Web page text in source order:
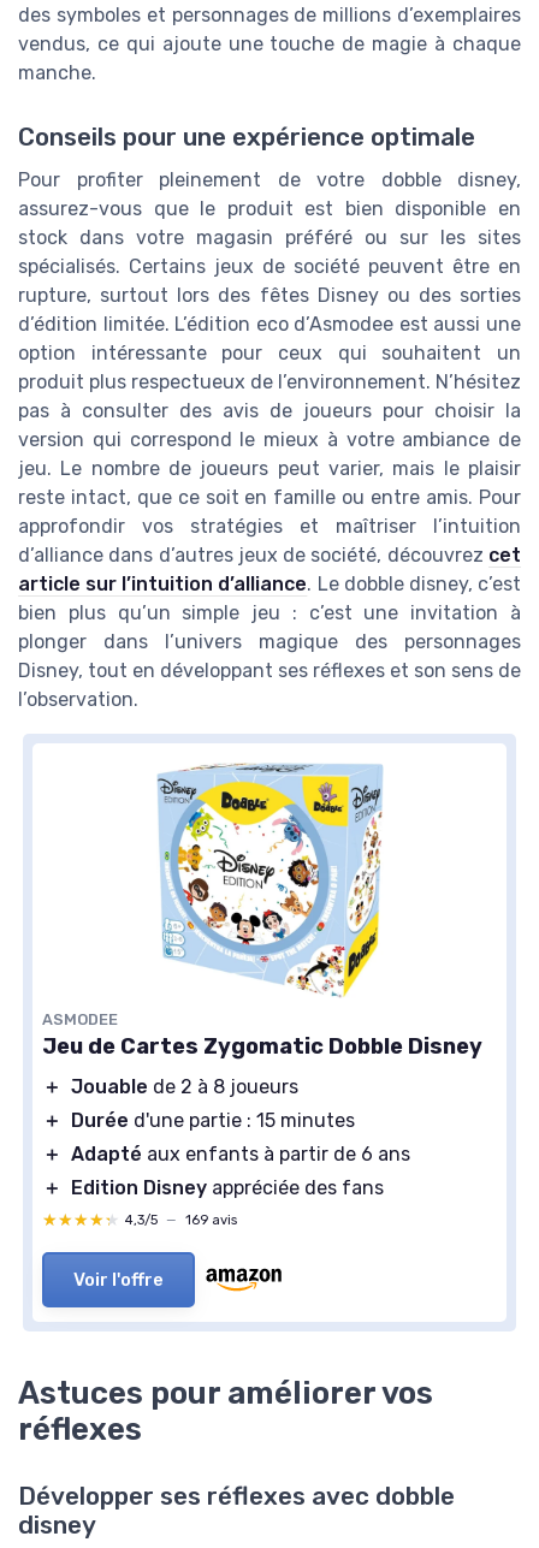
des symboles et personnages de millions d’exemplaires
vendus, ce qui ajoute une touche de magie à chaque
manche.
Conseils pour une expérience optimale
Pour profiter pleinement de votre dobble disney,
assurez-vous que le produit est bien disponible en
stock dans votre magasin préféré ou sur les sites
spécialisés. Certains jeux de société peuvent être en
rupture, surtout lors des fêtes Disney ou des sorties
d’édition limitée. L’édition eco d’Asmodee est aussi une
option intéressante pour ceux qui souhaitent un
produit plus respectueux de l’environnement. N’hésitez
pas à consulter des avis de joueurs pour choisir la
version qui correspond le mieux à votre ambiance de
jeu. Le nombre de joueurs peut varier, mais le plaisir
reste intact, que ce soit en famille ou entre amis. Pour
approfondir vos stratégies et maîtriser l’intuition
d’alliance dans d’autres jeux de société, découvrez cet
article sur l’intuition d’alliance. Le dobble disney, c’est
bien plus qu’un simple jeu : c’est une invitation à
plonger dans l’univers magique des personnages
Disney, tout en développant ses réflexes et son sens de
l’observation.
ASMODEE
Jeu de Cartes Zygomatic Dobble Disney
＋ Jouable de 2 à 8 joueurs
＋
Durée d'une partie : 15 minutes
＋ Adapté aux enfants à partir de 6 ans
＋
Edition Disney appréciée des fans
★★★★★
★★★★★ 4,3/5 — 169 avis
Voir l'offre
Astuces pour améliorer vos
réflexes
Développer ses réflexes avec dobble
disney